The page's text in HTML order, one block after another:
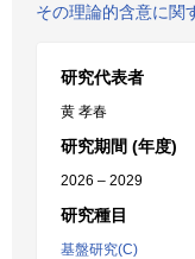
その理論的含意に関
研究代表者
黄 孝春
研究期間 (年度)
2026 – 2029
研究種目
基盤研究(C)